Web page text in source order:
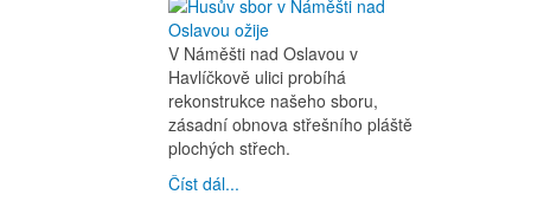
V Náměšti nad Oslavou v
Havlíčkově ulici probíhá
rekonstrukce našeho sboru,
zásadní obnova střešního pláště
plochých střech.
Číst dál...